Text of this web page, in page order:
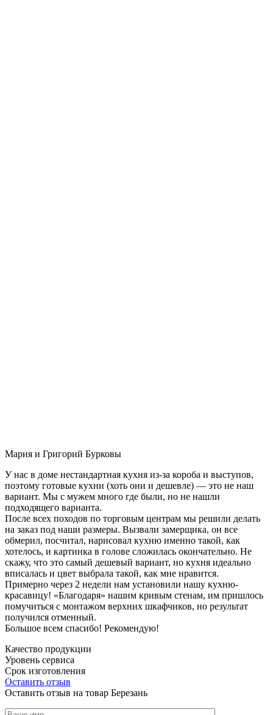
Мария и Григорий Бурковы
У нас в доме нестандартная кухня из-за короба и выступов,
поэтому готовые кухни (хоть они и дешевле) — это не наш
вариант. Мы с мужем много где были, но не нашли
подходящего варианта.
После всех походов по торговым центрам мы решили делать
на заказ под наши размеры. Вызвали замерщика, он все
обмерил, посчитал, нарисовал кухню именно такой, как
хотелось, и картинка в голове сложилась окончательно. Не
скажу, что это самый дешевый вариант, но кухня идеально
вписалась и цвет выбрала такой, как мне нравится.
Примерно через 2 недели нам установили нашу кухню-
красавицу! «Благодаря» нашим кривым стенам, им пришлось
помучиться с монтажом верхних шкафчиков, но результат
получился отменный.
Большое всем спасибо! Рекомендую!
Качество продукции
Уровень сервиса
Срок изготовления
Оставить отзыв
Оставить отзыв на товар Березань